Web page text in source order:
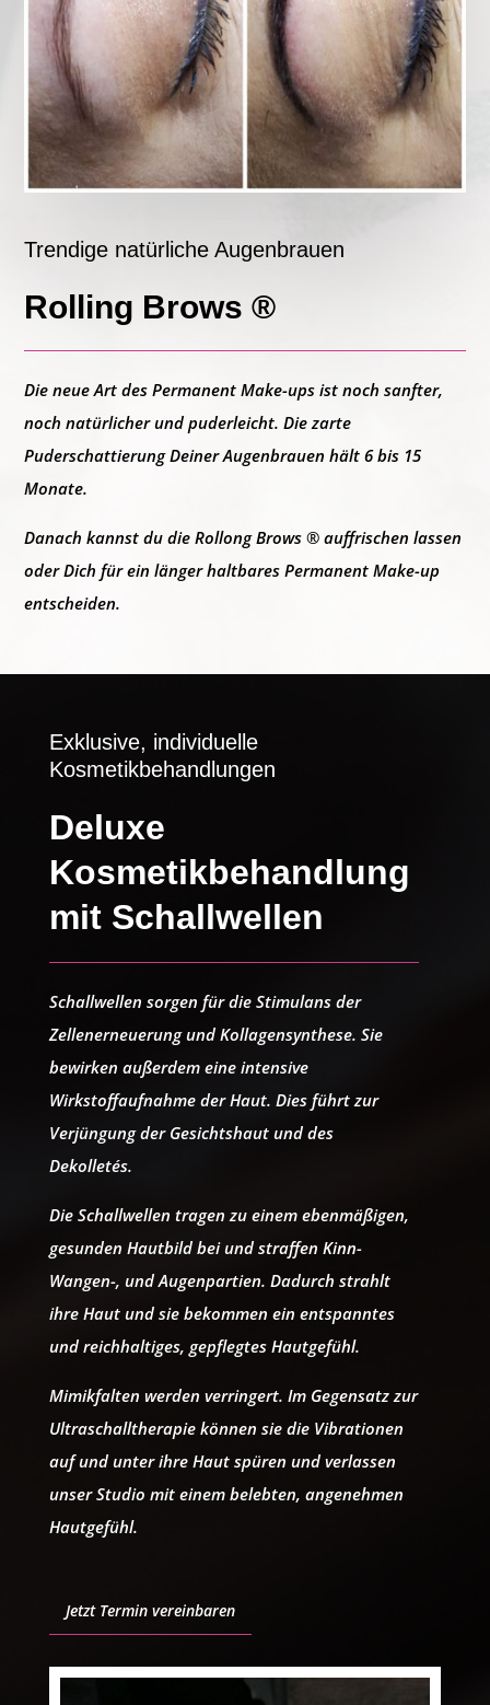
Trendige natürliche Augenbrauen
Rolling Brows ®
Die neue Art des Permanent Make-ups ist nochsanfter,
noch natürlicherundpuderleicht. Die zarte
Puderschattierung Deiner Augenbrauenhält 6 bis 15
Monate.
Danach kannst du dieRollong Brows ® auffrischen lassen
oder Dich für ein länger haltbaresPermanent Make-up
entscheiden.
Exklusive, individuelle
Kosmetikbehandlungen
Deluxe
Kosmetikbehandlung
mit Schallwellen
Schallwellen sorgen für die Stimulans der
Zellenerneuerung und Kollagensynthese. Sie
bewirken außerdem eine intensive
Wirkstoffaufnahme der Haut. Dies führt zur
Verjüngung der Gesichtshaut und des
Dekolletés.
Die Schallwellen tragen zu einem ebenmäßigen,
gesunden Hautbild bei und straffen Kinn-
Wangen-, und Augenpartien. Dadurch strahlt
ihre Haut und sie bekommen ein entspanntes
und reichhaltiges, gepflegtes Hautgefühl.
Mimikfalten werden verringert. Im Gegensatz zur
Ultraschalltherapie können sie die Vibrationen
auf und unter ihre Haut spüren und verlassen
unser Studio mit einem belebten, angenehmen
Hautgefühl.
Jetzt Termin vereinbaren